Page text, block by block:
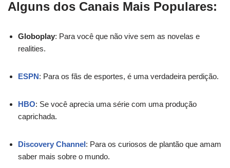
Alguns dos Canais Mais Populares:
Globoplay: Para você que não vive sem as novelas e
realities.
ESPN: Para os fãs de esportes, é uma verdadeira perdição.
HBO: Se você aprecia uma série com uma produção
caprichada.
Discovery Channel: Para os curiosos de plantão que amam
saber mais sobre o mundo.